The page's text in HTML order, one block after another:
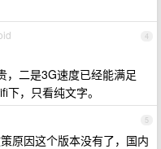
4
，二是3G速度已经能满足
，只看纯文字。
5
原因这个版本没有了，国内